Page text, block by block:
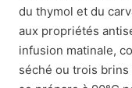
du thymol et du
aux propriétés
infusion matinale,
séché ou trois brins